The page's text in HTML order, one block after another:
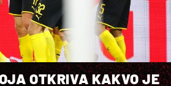
OTKRIVA KAKVO JE